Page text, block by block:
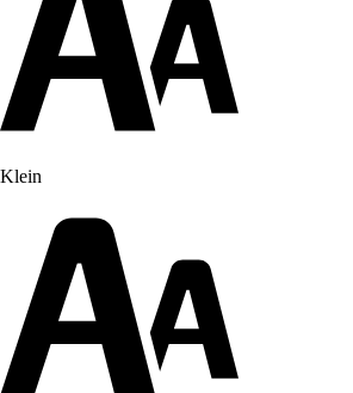
Klein